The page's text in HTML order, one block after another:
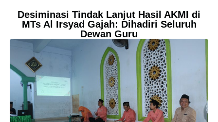
Desiminasi Tindak Lanjut Hasil AKMI di
MTs Al Irsyad Gajah: Dihadiri Seluruh
Dewan Guru